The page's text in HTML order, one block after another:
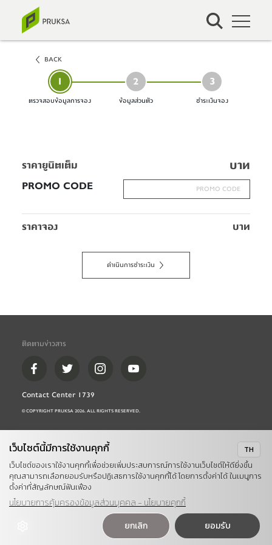
BACK
1
ตรวจสอบข้อมูลการจอง
2
ข้อมูลส่วนตัว
3
ชำระเงินจอง
ราคายูนิตเต็ม บาท
PROMO CODE
ราคาจอง บาท
ดำเนินการชำระเงิน
© COPYRIGHT PRUKSA 2026. ALL RIGHTS RESERVED.
ติดตามข่าวสาร
Contact Center 1739
TH
เว็บไซต์นี้มีการใช้งานคุกกี้
เว็บไซต์ของเราใช้งานคุกกี้เพื่อช่วยเพิ่มประสบการณ์การใช้งานเว็บไซต์ให้ดียิ่งขึ้น
คุณสามารถเลือกยอมรับหรือปฏิเสธการใช้งานคุกกี้ได้ โดยการตั้งค่าได้ ในเมนูการ
ตั้งค่าที่สัญลักษณ์ฟันเฟือง
นโยบายการคุ้มครองข้อมูลส่วนบุคคล - นโยบายคุกกี้
ยกเลิก
ยอมรับ